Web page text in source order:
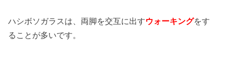
ハシボソガラスは、両脚を交互に出すウォーキングをす
ることが多いです。